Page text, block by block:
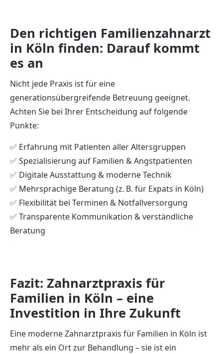
Den richtigen Familienzahnarzt
in Köln finden: Darauf kommt
es an
Nicht jede Praxis ist für eine
generationsübergreifende Betreuung geeignet.
Achten Sie bei Ihrer Entscheidung auf folgende
Punkte:
✅ Erfahrung mit Patienten aller Altersgruppen
✅ Spezialisierung auf Familien & Angstpatienten
✅ Digitale Ausstattung & moderne Technik
✅ Mehrsprachige Beratung (z. B. für Expats in Köln)
✅ Flexibilität bei Terminen & Notfallversorgung
✅ Transparente Kommunikation & verständliche
Beratung
Fazit: Zahnarztpraxis für
Familien in Köln – eine
Investition in Ihre Zukunft
Eine moderne Zahnarztpraxis für Familien in Köln ist
mehr als ein Ort zur Behandlung – sie ist ein